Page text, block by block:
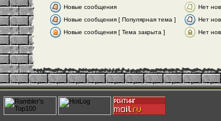
Новые сообщения Нет
Новые сообщения [ Популярная тема ]
Нет
Новые сообщения [ Тема закрыта ]
Нет